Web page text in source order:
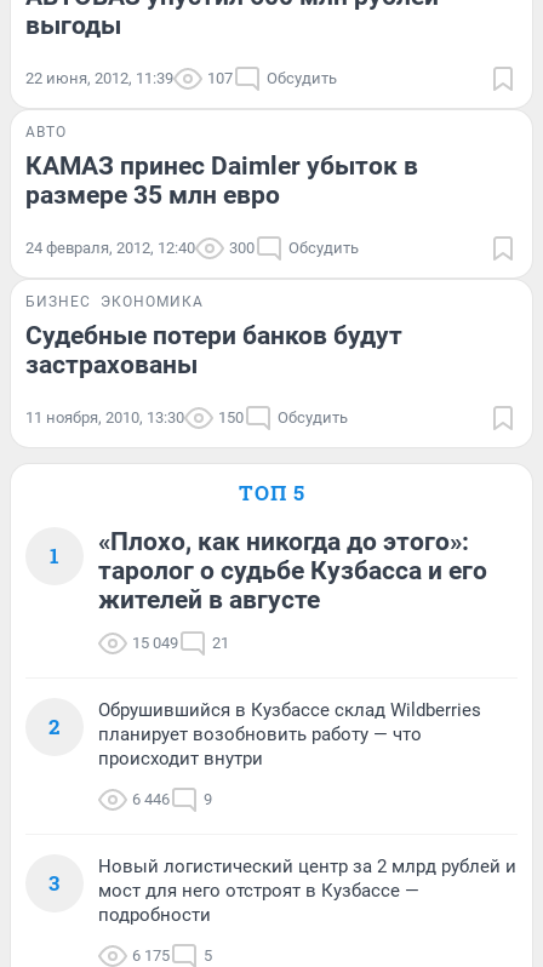
выгоды
22 июня, 2012, 11:39 107 Обсудить
АВТО
КАМАЗ принес Daimler убыток в
размере 35 млн евро
24 февраля, 2012, 12:40 300 Обсудить
БИЗНЕС ЭКОНОМИКА
Судебные потери банков будут
застрахованы
11 ноября, 2010, 13:30 150 Обсудить
ТОП 5
1
«Плохо, как никогда до этого»:
таролог о судьбе Кузбасса и его
жителей в августе
15 049 21
2
Обрушившийся в Кузбассе склад Wildberries
планирует возобновить работу — что
происходит внутри
6 446 9
3
Новый логистический центр за 2 млрд рублей и
мост для него отстроят в Кузбассе —
подробности
6 175 5